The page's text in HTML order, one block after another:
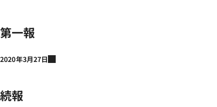
第一報
2020年3月27日
続報